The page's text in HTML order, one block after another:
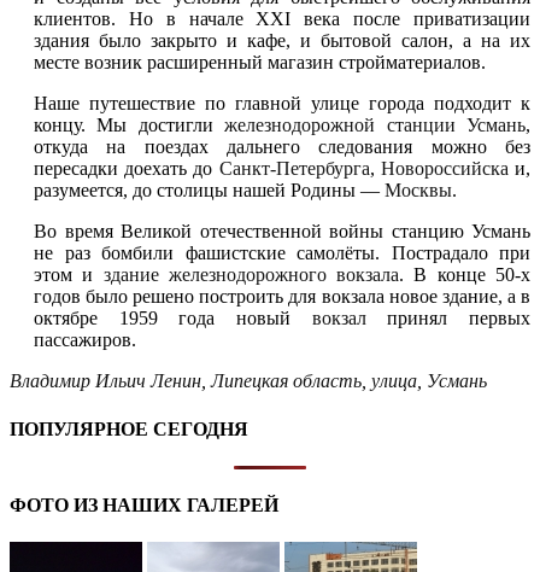
клиентов. Но в начале XXI века после приватизации
здания было закрыто и кафе, и бытовой салон, а на их
месте возник расширенный магазин стройматериалов.
Наше путешествие по главной улице города подходит к
концу. Мы достиглижелезнодорожной станции Усмань,
откуда на поездах дальнего следования можно без
пересадки доехать до Санкт-Петербурга, Новороссийска и,
разумеется, до столицы нашей Родины — Москвы.
Во время Великой отечественной войны станцию Усмань
не раз бомбили фашистские самолёты. Пострадало при
этом и здание железнодорожного вокзала. В конце 50-х
годов было решено построить для вокзала новое здание, а в
октябре 1959 года новый вокзалпринял первых
пассажиров.
Владимир Ильич Ленин ,Липецкая область улица Усмань
ПОПУЛЯРНОЕ СЕГОДНЯ
ФОТО ИЗ НАШИХ ГАЛЕРЕЙ